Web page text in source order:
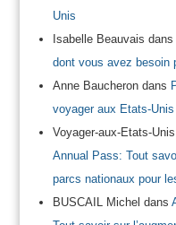
Unis
Isabelle Beauvais dans
dont vous avez besoin
Anne Baucherondans
voyager aux Etats-Unis
Voyager-aux-Etats-
Annual Pass: Tout
parcs nationaux pour
BUSCAIL Michel dans